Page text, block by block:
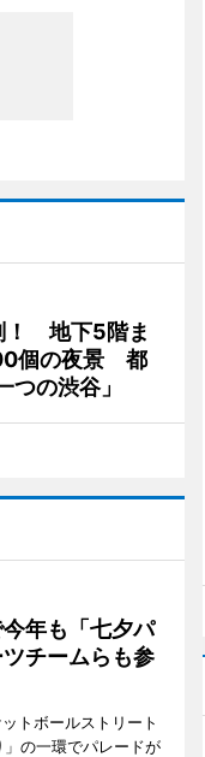
！ 地下5階ま
個の夜景 都
の渋谷」
年も「七夕パ
チームらも参
トボールストリート
の一環でパレードが